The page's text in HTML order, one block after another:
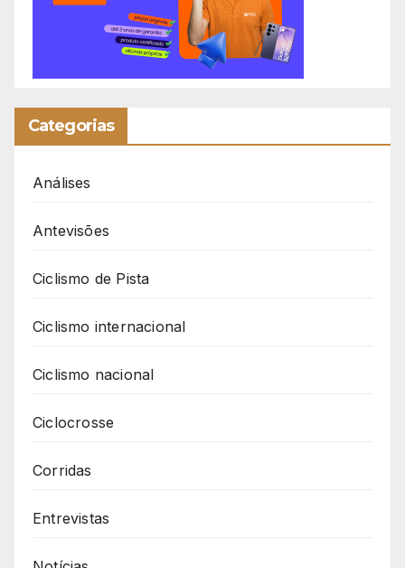
Categorias
Análises
Antevisões
Ciclismo de Pista
Ciclismo internacional
Ciclismo nacional
Ciclocrosse
Corridas
Entrevistas